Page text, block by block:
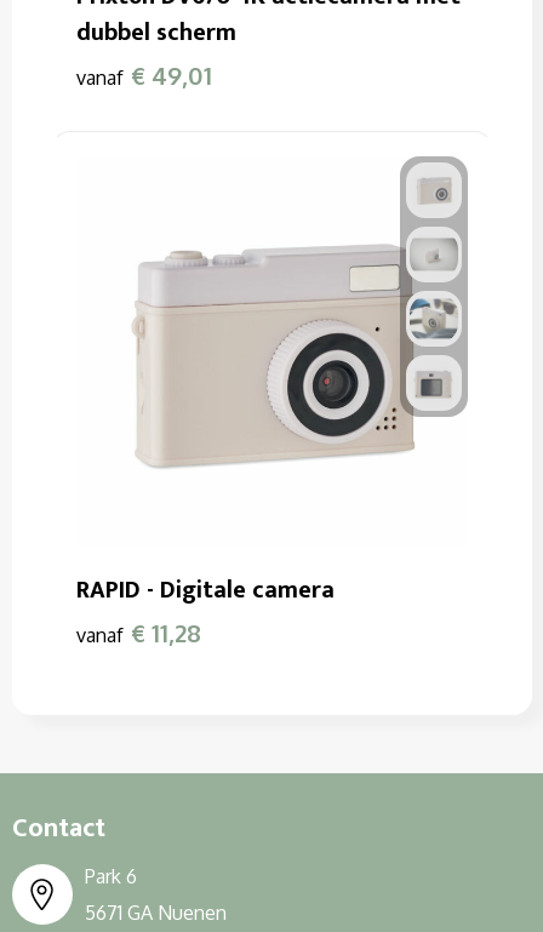
dubbel scherm
vanaf € 49,01
RAPID - Digitale camera
vanaf € 11,28
Contact
Park 6
5671 GA Nuenen